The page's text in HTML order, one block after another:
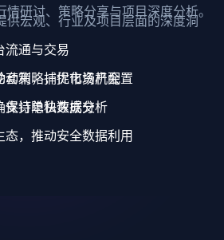
研讨、策略分享与项目深度分析。
流通与交易
套利，捕捉市场机会
支持隐私数据分析
供宏观、行业及项目层面的深度洞
策略，优化资产配置
保订单快速成交
，推动安全数据利用